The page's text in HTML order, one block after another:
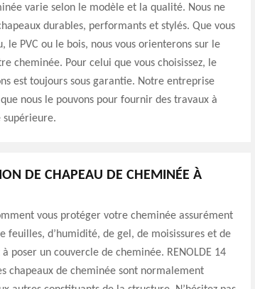
varie selon le modèle et la qualité. Nous ne
durables, performants et stylés. Que vous
le PVC ou le bois, nous vous orienterons sur le
cheminée. Pour celui que vous choisissez, le
est toujours sous garantie. Notre entreprise
que nous le pouvons pour fournir des travaux à
DE CHAPEAU DE CHEMINÉE À
vous protéger votre cheminée assurément
feuilles, d’humidité, de gel, de moisissures et de
poser un couvercle de cheminée. RENOLDE 14
chapeaux de cheminée sont normalement